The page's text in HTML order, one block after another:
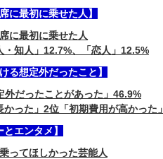
に最初に乗せた人】
に最初に乗せた人
・知人」12.7%、「恋人」12.5%
る想定外だったこと】
外だったことがあった」46.9%
った」2位「初期費用が高かった」
エンタメ】
ってほしかった芸能人